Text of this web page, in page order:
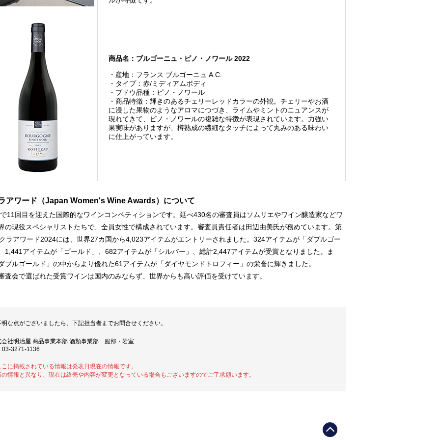
商品名：ブルゴーニュ・ピノ・ノワール 2022
・産地：フランス ブルゴーニュ A.C.
・タイプ：赤/ミディアムボディ
・ブドウ品種：ピノ・ノワール
・商品特徴：輝きのあるチェリーレッドカラーの外観。チェリーやお酒
に浸した果物のようなアロマにつづき、ライムやミントのニュアンスが
現れてきて、ピノ・ノワールの複雑な特徴が表現されています。力強い
果実味がありますが、樽熟成の繊細なタッチによって丸みのある味わい
に仕上がっています。
アワード（Japan Women's Wine Awards）について
11回目を迎えた国際的なワインコンペティションです。延べ430名の審査員はソムリエやワイン醸造家などワ
の現役スペシャリストたちで、全員女性で構成されています。審査員責任者は田辺由美氏が務めています。第
ラアワード2024には、世界27カ国から4,023アイテムがエントリーされました。324アイテムが「ダブルゴー
1,441アイテムが「ゴールド」、682アイテムが「シルバー」、総計2,447アイテムが受賞となりました。ま
ブルゴールド」の中からより優れた61アイテムが「ダイヤモンドトロフィー」の栄誉に輝きました。
査会で選ばれた受賞ワインは国内のみならず、世界からも高い評価を受けています。
明な点がございましたら、下記担当者までお問合せください。
会社明治屋 商品事業本部 酒類事業部 服部・岩室
03-3271-1136
に掲載されている情報は発表日現在の情報です。
の情報と異なり、現在は終売や内容が変更となっている場合もございますのでご了承願います。